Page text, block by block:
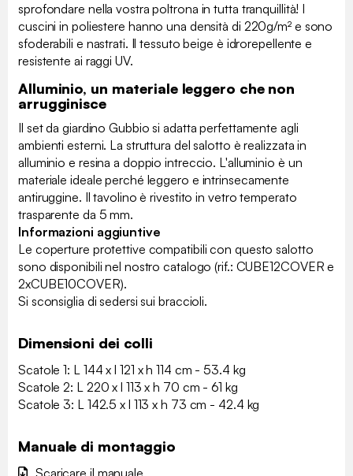
sprofondare nella vostra poltrona in tutta tranquillità! I
cuscini in poliestere hanno una densità di 220g/m² e sono
sfoderabili e nastrati. Il tessuto beige è idrorepellente e
resistente ai raggi UV.
Alluminio, un materiale leggero che non
arrugginisce
Il set da giardino Gubbio si adatta perfettamente agli
ambienti esterni. La struttura del salotto è realizzata in
alluminio e resina a doppio intreccio. L'alluminio è un
materiale ideale perché leggero e intrinsecamente
antiruggine. Il tavolino è rivestito in vetro temperato
trasparente da 5 mm.
Informazioni aggiuntive
Le coperture protettive compatibili con questo salotto
sono disponibili nel nostro catalogo (rif.: CUBE12COVER e
2xCUBE10COVER).
Si sconsiglia di sedersi sui braccioli.
Dimensioni dei colli
Scatole 1: L 144 x l 121 x h 114 cm - 53.4 kg
Scatole 2: L 220 x l 113 x h 70 cm - 61 kg
Scatole 3: L 142.5 x l 113 x h 73 cm - 42.4 kg
Manuale di montaggio